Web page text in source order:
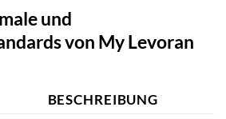
und
von My Levoran
BESCHREIBUNG